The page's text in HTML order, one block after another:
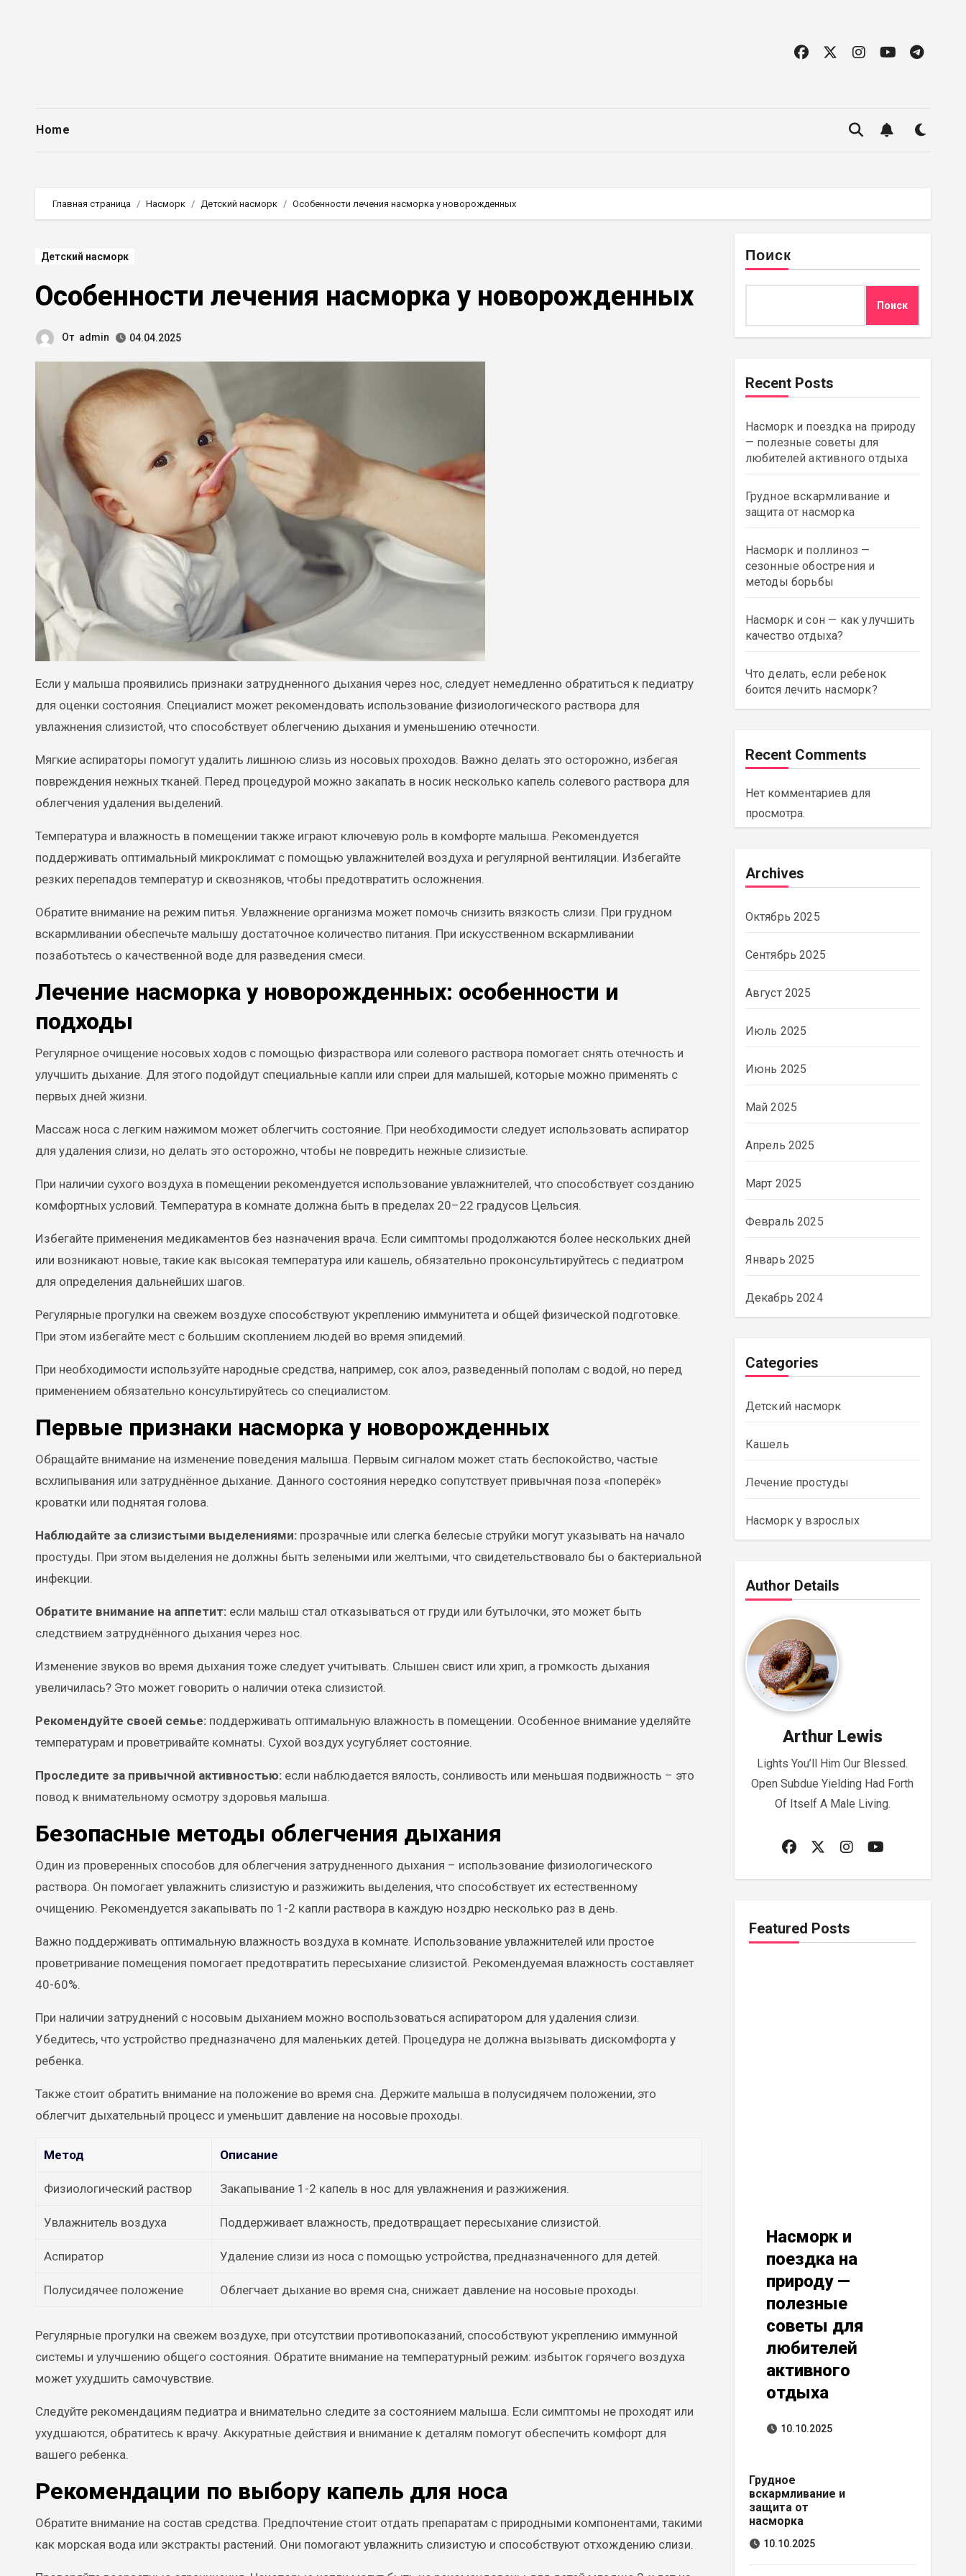
Home
Главная страница Насморк Детский насморк Особенности лечения насморка у новорожденных
Детский насморк
Особенности лечения насморка у новорожденных
От admin 04.04.2025
Если у малыша проявились признаки затрудненного дыхания через нос, следует немедленно обратиться к педиатру
для оценки состояния. Специалист может рекомендовать использование физиологического раствора для
увлажнения слизистой, что способствует облегчению дыхания и уменьшению отечности.
Мягкие аспираторы помогут удалить лишнюю слизь из носовых проходов. Важно делать это осторожно, избегая
повреждения нежных тканей. Перед процедурой можно закапать в носик несколько капель солевого раствора для
облегчения удаления выделений.
Температура и влажность в помещении также играют ключевую роль в комфорте малыша. Рекомендуется
поддерживать оптимальный микроклимат с помощью увлажнителей воздуха и регулярной вентиляции. Избегайте
резких перепадов температур и сквозняков, чтобы предотвратить осложнения.
Обратите внимание на режим питья. Увлажнение организма может помочь снизить вязкость слизи. При грудном
вскармливании обеспечьте малышу достаточное количество питания. При искусственном вскармливании
позаботьтесь о качественной воде для разведения смеси.
Лечение насморка у новорожденных: особенности и
подходы
Регулярное очищение носовых ходов с помощью физраствора или солевого раствора помогает снять отечность и
улучшить дыхание. Для этого подойдут специальные капли или спреи для малышей, которые можно применять с
первых дней жизни.
Массаж носа с легким нажимом может облегчить состояние. При необходимости следует использовать аспиратор
для удаления слизи, но делать это осторожно, чтобы не повредить нежные слизистые.
При наличии сухого воздуха в помещении рекомендуется использование увлажнителей, что способствует созданию
комфортных условий. Температура в комнате должна быть в пределах 20–22 градусов Цельсия.
Избегайте применения медикаментов без назначения врача. Если симптомы продолжаются более нескольких дней
или возникают новые, такие как высокая температура или кашель, обязательно проконсультируйтесь с педиатром
для определения дальнейших шагов.
Регулярные прогулки на свежем воздухе способствуют укреплению иммунитета и общей физической подготовке.
При этом избегайте мест с большим скоплением людей во время эпидемий.
При необходимости используйте народные средства, например, сок алоэ, разведенный пополам с водой, но перед
применением обязательно консультируйтесь со специалистом.
Первые признаки насморка у новорожденных
Обращайте внимание на изменение поведения малыша. Первым сигналом может стать беспокойство, частые
всхлипывания или затруднённое дыхание. Данного состояния нередко сопутствует привычная поза «поперёк»
кроватки или поднятая голова.
Наблюдайте за слизистыми выделениями: прозрачные или слегка белесые струйки могут указывать на начало
простуды. При этом выделения не должны быть зелеными или желтыми, что свидетельствовало бы о бактериальной
инфекции.
Обратите внимание на аппетит: если малыш стал отказываться от груди или бутылочки, это может быть
следствием затруднённого дыхания через нос.
Изменение звуков во время дыхания тоже следует учитывать. Слышен свист или хрип, а громкость дыхания
увеличилась? Это может говорить о наличии отека слизистой.
Рекомендуйте своей семье: поддерживать оптимальную влажность в помещении. Особенное внимание уделяйте
температурам и проветривайте комнаты. Сухой воздух усугубляет состояние.
Проследите за привычной активностью: если наблюдается вялость, сонливость или меньшая подвижность – это
повод к внимательному осмотру здоровья малыша.
Безопасные методы облегчения дыхания
Один из проверенных способов для облегчения затрудненного дыхания – использование физиологического
раствора. Он помогает увлажнить слизистую и разжижить выделения, что способствует их естественному
очищению. Рекомендуется закапывать по 1-2 капли раствора в каждую ноздрю несколько раз в день.
Важно поддерживать оптимальную влажность воздуха в комнате. Использование увлажнителей или простое
проветривание помещения помогает предотвратить пересыхание слизистой. Рекомендуемая влажность составляет
40-60%.
При наличии затруднений с носовым дыханием можно воспользоваться аспиратором для удаления слизи.
Убедитесь, что устройство предназначено для маленьких детей. Процедура не должна вызывать дискомфорта у
ребенка.
Также стоит обратить внимание на положение во время сна. Держите малыша в полусидячем положении, это
облегчит дыхательный процесс и уменьшит давление на носовые проходы.
Метод Описание
Физиологический раствор Закапывание 1-2 капель в нос для увлажнения и разжижения.
Увлажнитель воздуха Поддерживает влажность, предотвращает пересыхание слизистой.
Аспиратор Удаление слизи из носа с помощью устройства, предназначенного для детей.
Полусидячее положение Облегчает дыхание во время сна, снижает давление на носовые проходы.
Регулярные прогулки на свежем воздухе, при отсутствии противопоказаний, способствуют укреплению иммунной
системы и улучшению общего состояния. Обратите внимание на температурный режим: избыток горячего воздуха
может ухудшить самочувствие.
Следуйте рекомендациям педиатра и внимательно следите за состоянием малыша. Если симптомы не проходят или
ухудшаются, обратитесь к врачу. Аккуратные действия и внимание к деталям помогут обеспечить комфорт для
вашего ребенка.
Рекомендации по выбору капель для носа
Обратите внимание на состав средства. Предпочтение стоит отдать препаратам с природными компонентами, такими
как морская вода или экстракты растений. Они помогают увлажнить слизистую и способствуют отхождению слизи.
Поиск
Поиск
Recent Posts
Насморк и поездка на природу
— полезные советы для
любителей активного отдыха
Грудное вскармливание и
защита от насморка
Насморк и поллиноз —
сезонные обострения и
методы борьбы
Насморк и сон — как улучшить
качество отдыха?
Что делать, если ребенок
боится лечить насморк?
Recent Comments
Нет комментариев для
просмотра.
Archives
Октябрь 2025
Сентябрь 2025
Август 2025
Июль 2025
Июнь 2025
Май 2025
Апрель 2025
Март 2025
Февраль 2025
Январь 2025
Декабрь 2024
Categories
Детский насморк
Кашель
Лечение простуды
Насморк у взрослых
Author Details
Arthur Lewis
Lights You’ll Him Our Blessed.
Open Subdue Yielding Had Forth
Of Itself A Male Living.
Featured Posts
Насморк и
поездка на
природу —
полезные
советы для
любителей
активного
отдыха
10.10.2025
Грудное
вскармливание и
защита от
насморка
10.10.2025